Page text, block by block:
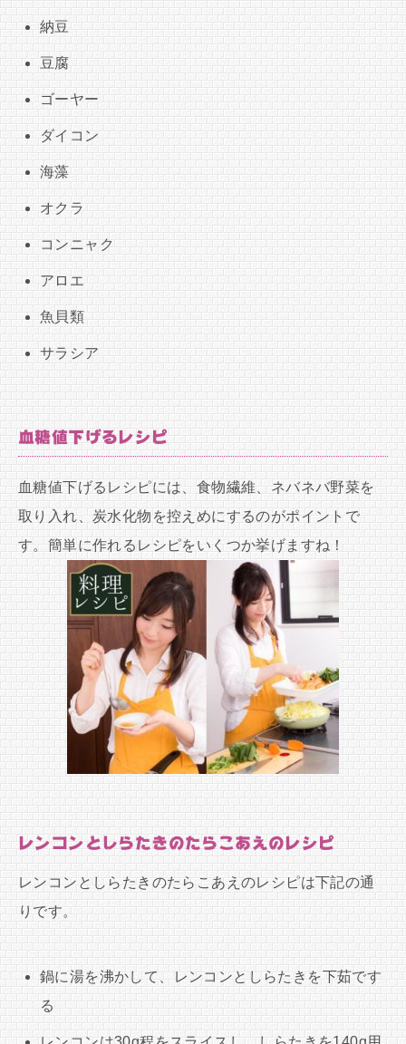
納豆
豆腐
ゴーヤー
ダイコン
海藻
オクラ
コンニャク
アロエ
魚貝類
サラシア
血糖値下げるレシピ
血糖値下げるレシピには、食物繊維、ネバネバ野菜を
取り入れ、炭水化物を控えめにするのがポイントで
す。簡単に作れるレシピをいくつか挙げますね！
レンコンとしらたきのたらこあえのレシピ
レンコンとしらたきのたらこあえのレシピは下記の通
りです。
鍋に湯を沸かして、レンコンとしらたきを下茹です
る